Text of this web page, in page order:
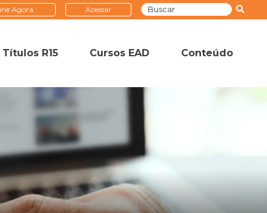
Agora Acessar
Títulos R15 Cursos EAD Conteúdo